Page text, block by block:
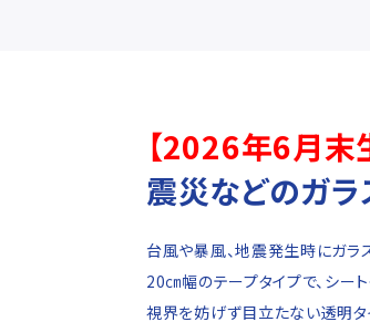
【2026年6月末
震災などのガラ
台風や暴風、地震発生時にガラ
20㎝幅のテープタイプで、シー
視界を妨げず目立たない透明タ